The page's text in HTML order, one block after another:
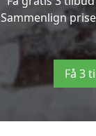
Sammenlign
Få 3